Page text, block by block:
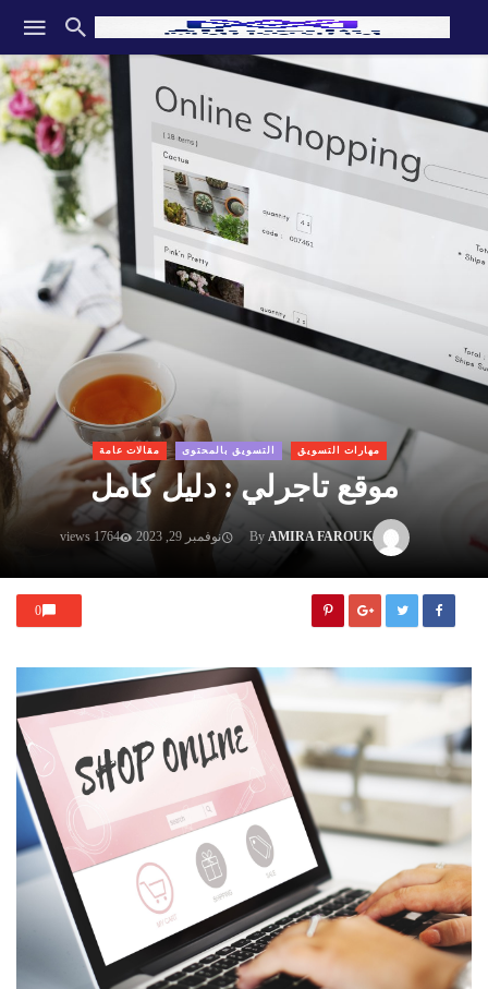
مهارات التسويق التسويق بالمحتوى مقالات عامة
موقع تاجرلي : دليل كامل
By AMIRA FAROUK نوفمبر 29, 2023 1764 views
0